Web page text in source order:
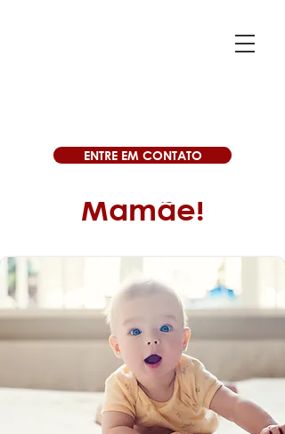
ENTRE EM CONTATO
Para Você,
Mamãe!